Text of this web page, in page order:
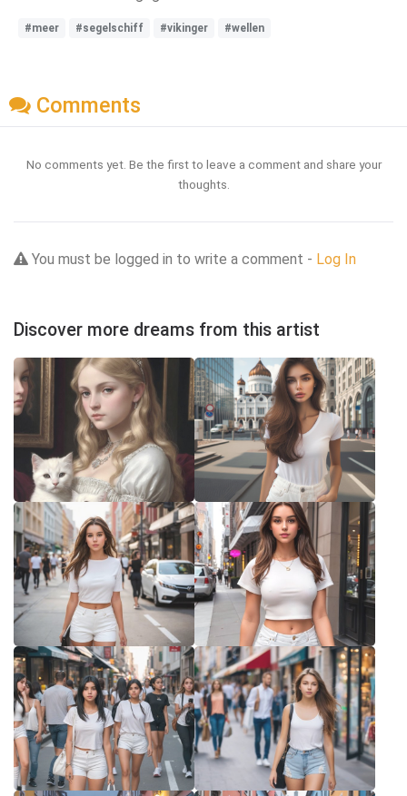
#meer #segelschiff #vikinger #wellen
Comments
No comments yet. Be the first to leave a comment and share your
thoughts.
You must be logged in to write a comment - Log In
Discover more dreams from this artist